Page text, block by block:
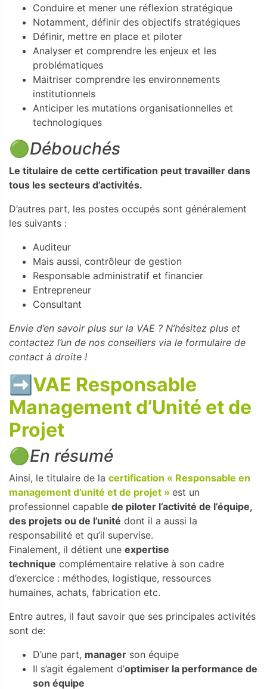
Conduire et mener une réflexion stratégique
Notamment, définir des objectifs stratégiques
Définir, mettre en place et piloter
Analyser et comprendre les enjeux et les
problématiques
Maitriser comprendre les environnements
institutionnels
Anticiper les mutations organisationnelles et
technologiques
🟢Débouchés
Le titulaire de cette certification peut travailler dans
tous les secteurs d’activités.
D’autres part, les postes occupés sont généralement
les suivants :
Auditeur
Mais aussi, contrôleur de gestion
Responsable administratif et financier
Entrepreneur
Consultant
Envie d’en savoir plus sur la VAE ? N’hésitez plus et
contactez l’un de nos conseillers via le formulaire de
contact à droite !
➡️ VAE Responsable
Management d’Unité et de
Projet
🟢En résumé
Ainsi, le titulaire de la certification « Responsable en
management d’unité et de projet » est un
professionnel capable de piloter l’activité de l’équipe,
des projets ou de l’unité dont il a aussi la
responsabilité et qu’il supervise.
Finalement, il détient une expertise
technique complémentaire relative à son cadre
d’exercice : méthodes, logistique, ressources
humaines, achats, fabrication etc.
Entre autres, il faut savoir que ses principales activités
sont de:
D’une part, manager son équipe
Il s’agit également d’optimiser la performance de
son équipe